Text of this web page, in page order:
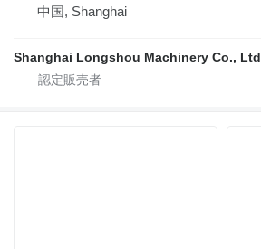
中国, Shanghai
Shanghai Longshou Machinery Co., Ltd